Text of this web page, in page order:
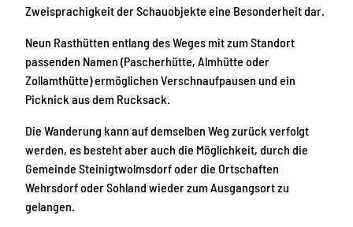
Zweisprachigkeit der Schauobjekte eine Besonderheit dar.
Neun Rasthütten entlang des Weges mit zum Standort
passenden Namen (Pascherhütte, Almhütte oder
Zollamthütte) ermöglichen Verschnaufpausen und ein
Picknick aus dem Rucksack.
Die Wanderung kann auf demselben Weg zurück verfolgt
werden, es besteht aber auch die Möglichkeit, durch die
Gemeinde Steinigtwolmsdorf oder die Ortschaften
Wehrsdorf oder Sohland wieder zum Ausgangsort zu
gelangen.